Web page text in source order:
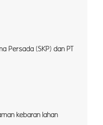
Persada (SKP) dan PT
kebaran lahan